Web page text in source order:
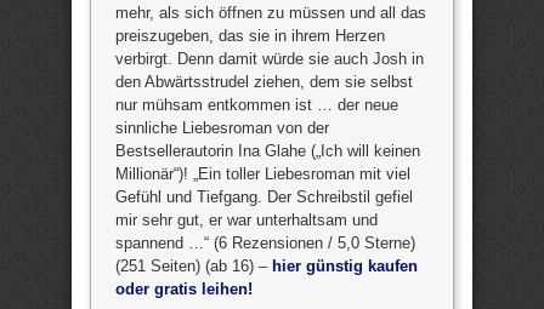
mehr, als sich öffnen zu müssen und all das
preiszugeben, das sie in ihrem Herzen
verbirgt. Denn damit würde sie auch Josh in
den Abwärtsstrudel ziehen, dem sie selbst
nur mühsam entkommen ist … der neue
sinnliche Liebesroman von der
Bestsellerautorin Ina Glahe („Ich will keinen
Millionär“)! „Ein toller Liebesroman mit viel
Gefühl und Tiefgang. Der Schreibstil gefiel
mir sehr gut, er war unterhaltsam und
spannend …“ (6 Rezensionen / 5,0 Sterne)
(251 Seiten) (ab 16) – hier günstig kaufen
oder gratis leihen!